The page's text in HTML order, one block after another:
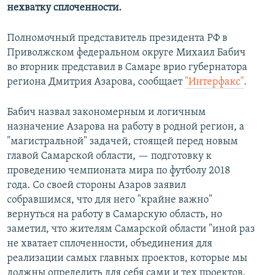
нехватку сплоченности.
Полномочный представитель президента РФ в
Приволжском федеральном округе Михаил Бабич
во вторник представил в Самаре врио губернатора
региона Дмитрия Азарова, сообщает "Интерфакс".
Бабич назвал закономерным и логичным
назначение Азарова на работу в родной регион, а
"магистральной" задачей, стоящей перед новым
главой Самарской области, — подготовку к
проведению чемпионата мира по футболу 2018
года. Со своей стороны Азаров заявил
собравшимся, что для него "крайне важно"
вернуться на работу в Самарскую область, но
заметил, что жителям Самарской области "иной раз
не хватает сплоченности, объединения для
реализации самых главных проектов, которые мы